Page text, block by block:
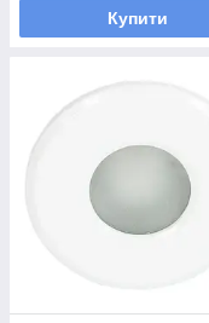
Купити